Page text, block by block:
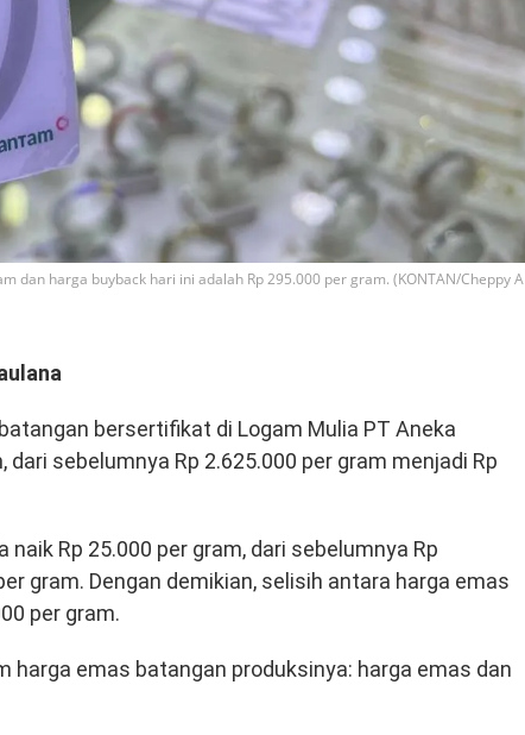
dan harga buyback hari ini adalah Rp 295.000 per gram. (KONTAN/Cheppy A
bersertifikat di Logam Mulia PT Aneka
sebelumnya Rp 2.625.000 per gram menjadi Rp
naik Rp 25.000 per gram, dari sebelumnya Rp
gram. Dengan demikian, selisih antara harga emas
per gram.
harga emas batangan produksinya: harga emas dan